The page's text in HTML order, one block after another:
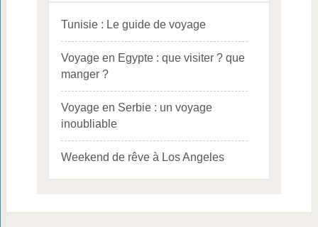
Tunisie : Le guide de voyage
Voyage en Egypte : que visiter ? que
manger ?
Voyage en Serbie : un voyage
inoubliable
Weekend de rêve à Los Angeles